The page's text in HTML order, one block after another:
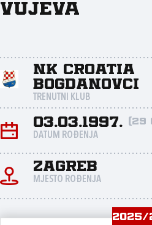
Vujeva
NK Croatia
Bogdanovci
TRENUTNI KLUB
03.03.1997. (29
DATUM ROĐENJA
Zagreb
MJESTO ROĐENJA
2025/